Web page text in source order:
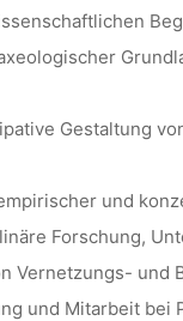
Gestaltung
und
Forschung,
Vernetzungs-
und Mitarbeit